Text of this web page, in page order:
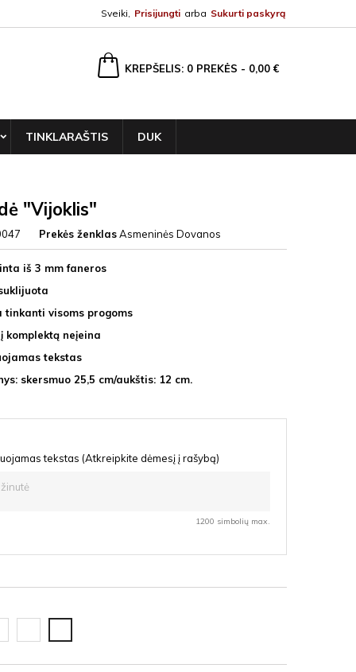
Sveiki, Prisijungti arba Sukurti paskyrą
KREPŠELIS 0 PREKĖS - 0,00 €
TINKLARAŠTIS DUK
"Vijoklis"
Prekės ženklasAsmeninės Dovanos
iš 3 mm faneros
tinkanti visoms progoms
komplektą neįeina
tekstas
skersmuo 25,5 cm/aukštis: 12 cm.
tekstas (Atkreipkite dėmesį į rašybą)
1200 simbolių max.
latte
HDF